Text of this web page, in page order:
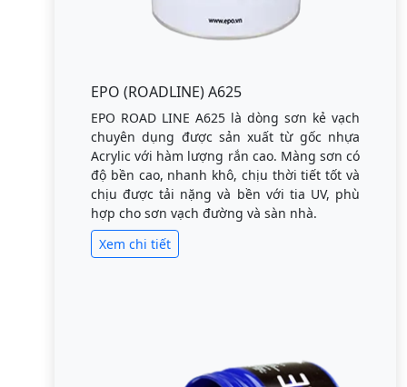
EPO (ROADLINE) A625
EPO ROAD LINE A625 là dòng sơn kẻ vạch
chuyên dụng được sản xuất từ gốc nhựa
Acrylic với hàm lượng rắn cao. Màng sơn có
độ bền cao, nhanh khô, chịu thời tiết tốt và
chịu được tải nặng và bền với tia UV, phù
hợp cho sơn vạch đường và sàn nhà.
Xem chi tiết